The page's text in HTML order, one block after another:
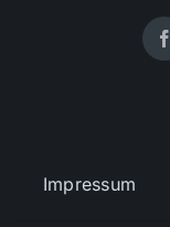
Impressum